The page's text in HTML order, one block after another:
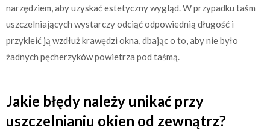
narzędziem, aby uzyskać estetyczny wygląd. W przypadku taśm
uszczelniających wystarczy odciąć odpowiednią długość i
przykleić ją wzdłuż krawędzi okna, dbając o to, aby nie było
żadnych pęcherzyków powietrza pod taśmą.
Jakie błędy należy unikać przy
uszczelnianiu okien od zewnątrz?